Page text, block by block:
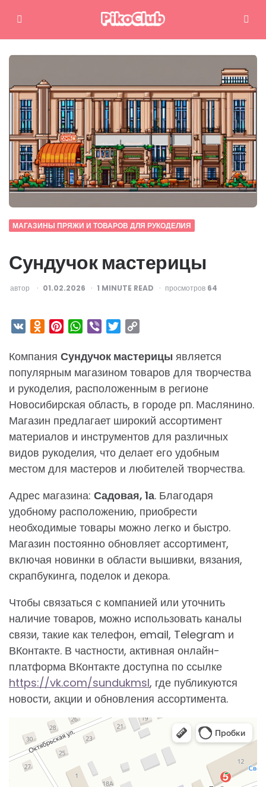
Меню Поиск
МАГАЗИНЫ ПРЯЖИ И ТОВАРОВ ДЛЯ РУКОДЕЛИЯ
Сундучок мастерицы
ОПУБЛИКОВАНО
автор 01.02.2026 1 MINUTE READ просмотров 64
VK Odnoklassniki
PinterestWhatsApp
Viber Twitter
Компания Сундучок мастерицы является
популярным магазином товаров для творчества
и рукоделия, расположенным в регионе
Новосибирская область, в городе рп. Маслянино.
Магазин предлагает широкий ассортимент
материалов и инструментов для различных
видов рукоделия, что делает его удобным
местом для мастеров и любителей творчества.
Адрес магазина: Садовая, 1а. Благодаря
удобному расположению, приобрести
необходимые товары можно легко и быстро.
Магазин постоянно обновляет ассортимент,
включая новинки в области вышивки, вязания,
скрапбукинга, поделок и декора.
Чтобы связаться с компанией или уточнить
наличие товаров, можно использовать каналы
связи, такие как телефон, email, Telegram и
ВКонтакте. В частности, активная онлайн-
платформа ВКонтакте доступна по ссылке
https://vk.com/sundukmsl, где публикуются
новости, акции и обновления ассортимента.